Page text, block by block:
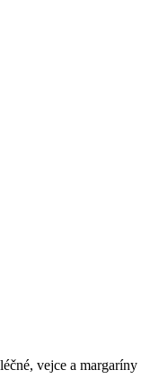
vejce a margaríny